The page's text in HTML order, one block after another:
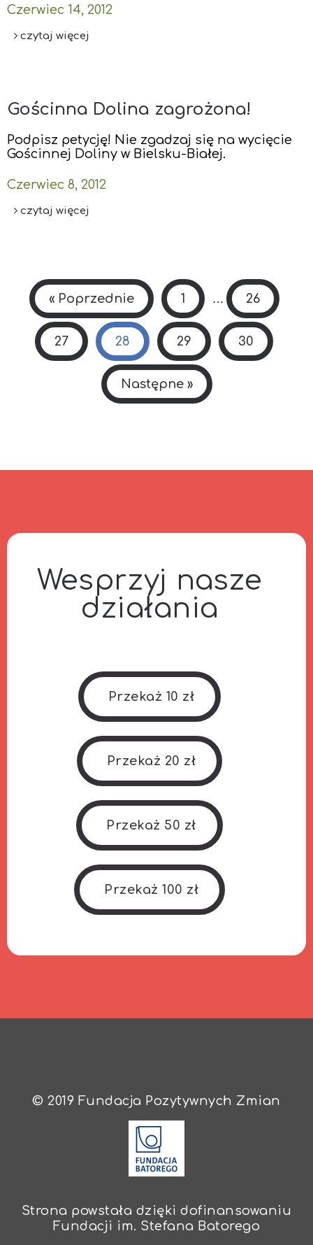
Czerwiec 14, 2012
czytaj więcej
Gościnna Dolina zagrożona!
Podpisz petycję! Nie zgadzaj się na wycięcie
Gościnnej Doliny w Bielsku-Białej.
Czerwiec 8, 2012
czytaj więcej
« Poprzednie 1 … 26
27 28 29 30
Następne »
Wesprzyj nasze
działania
Przekaż 10 zł
Przekaż 20 zł
Przekaż 50 zł
Przekaż 100 zł
© 2019 Fundacja Pozytywnych Zmian
Strona powstała dzięki dofinansowaniu
Fundacji im. Stefana Batorego